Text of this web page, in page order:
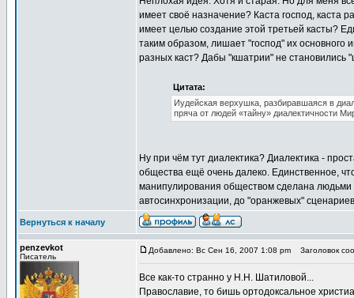
имеет своё назначение? Каста господ, каста
имеет целью создание этой третьей касты?
таким образом, лишает "господ" их основного
разных каст? Дабы "кшатрии" не становились
Цитата:
Иудейская верхушка, разбиравшаяся в
пряча от людей «тайну» диалектичности
Ну при чём тут диалектика? Диалектика -
общества ещё очень далеко. Единственное,
манипулирования обществом сделана
автосинхронизации, до "оранжевых"
Вернуться к началу
penzevkot
Писатель
Добавлено: Вс Сен 16, 2007 1:08 pm Заголовок
Все как-то странно у Н.Н. Шатиловой...
Православие, то бишь ортодоксальное